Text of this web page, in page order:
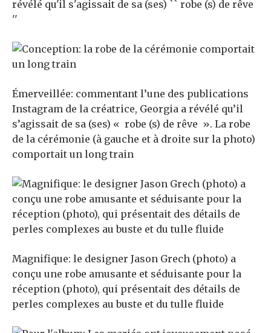
Émerveillée: commentant l’une des publications
Instagram de la créatrice, Georgia a révélé qu’il
s’agissait de sa (ses) « robe (s) de rêve ». La robe
de la cérémonie (à gauche et à droite sur la photo)
comportait un long train
Magnifique: le designer Jason Grech (photo) a
conçu une robe amusante et séduisante pour la
réception (photo), qui présentait des détails de
perles complexes au buste et du tulle fluide